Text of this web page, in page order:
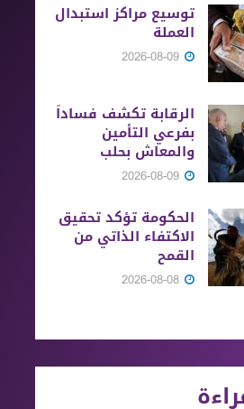
توسيع مراكز استبدال
العملة
الرقابة تكشف فساداً
بفرعي التأمين
والمعاش بحلب
الحكومة تؤكد تحقيق
الاكتفاء الذاتي من
القمح